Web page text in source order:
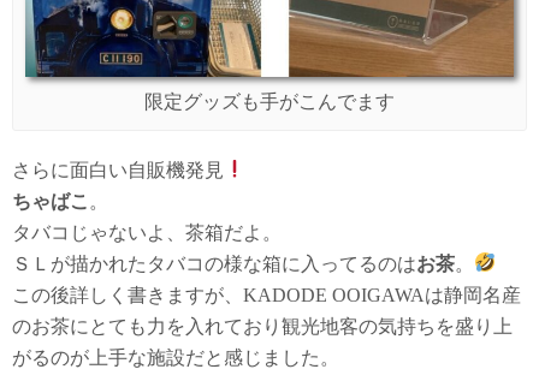
限定グッズも手がこんでます
さらに面白い自販機発見
ちゃばこ 。
タバコじゃないよ、茶箱だよ。
ＳＬが描かれたタバコの様な箱に入ってるのはお茶。
この後詳しく書きますが、KADODE OOIGAWAは静岡名産
のお茶にとても力を入れており観光地客の気持ちを盛り上
がるのが上手な施設だと感じました。